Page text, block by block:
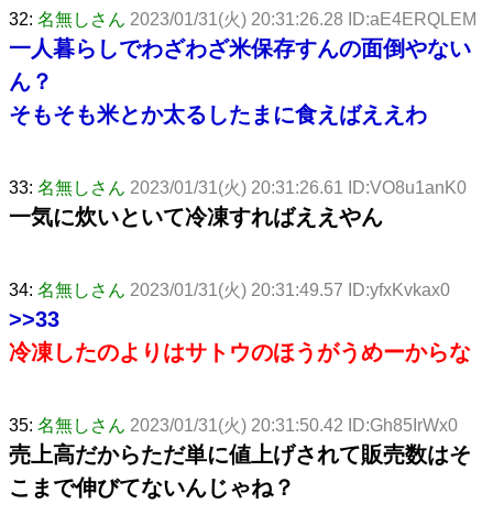
32: 名無しさん 2023/01/31(火) 20:31:26.28 ID:aE4ERQLEM
一人暮らしでわざわざ米保存すんの面倒やない
ん？
そもそも米とか太るしたまに食えばええわ
33: 名無しさん 2023/01/31(火) 20:31:26.61 ID:VO8u1anK0
一気に炊いといて冷凍すればええやん
34: 名無しさん 2023/01/31(火) 20:31:49.57 ID:yfxKvkax0
>>33
冷凍したのよりはサトウのほうがうめーからな
35: 名無しさん 2023/01/31(火) 20:31:50.42 ID:Gh85IrWx0
売上高だからただ単に値上げされて販売数はそ
こまで伸びてないんじゃね？